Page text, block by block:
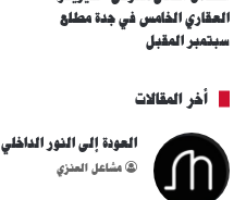
العقاري الخامس في جدة مطلع
سبتمبر المقبل
أخر المقالات
العودة إلى النور الداخلي
مشاعل العنزي